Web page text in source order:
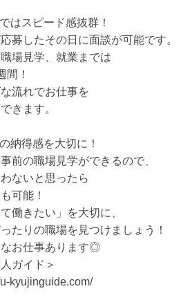
はスピード感抜群！
募したその日に面談が可能です。
場見学、就業までは
間！
流れでお仕事を
きます。
納得感を大切に！
前の職場見学ができるので、
ないと思ったら
可能！
て働きたい」を大切に、
たりの職場を見つけましょう！
お仕事あります◎
ガイド＞
kyujinguide.com/